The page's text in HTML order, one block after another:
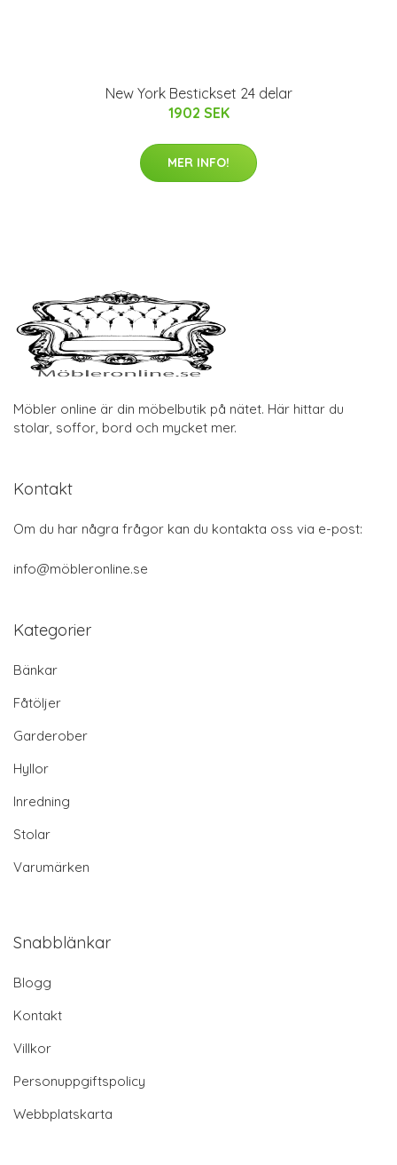
New York Bestickset 24 delar
1902 SEK
MER INFO!
Möbler online är din möbelbutik på nätet. Här hittar du
stolar, soffor, bord och mycket mer.
Kontakt
Om du har några frågor kan du kontakta oss via e-post:
info@möbleronline.se
Kategorier
Bänkar
Fåtöljer
Garderober
Hyllor
Inredning
Stolar
Varumärken
Snabblänkar
Blogg
Kontakt
Villkor
Personuppgiftspolicy
Webbplatskarta